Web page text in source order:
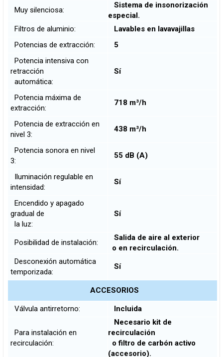
Muy silenciosa:
Sistema de insonorización
especial.
Filtros de aluminio:
Lavables en lavavajillas
Potencias de extracción:
5
Potencia intensiva con
retracción
automática:
Sí
Potencia máxima de
extracción:
718 m³/h
Potencia de extracción en
nivel 3:
438 m³/h
Potencia sonora en nivel
3:
55 dB (A)
Iluminación regulable en
intensidad:
Sí
Encendido y apagado
gradual de
la luz:
Sí
Posibilidad de instalación:
Salida de aire al exterior
o en recirculación.
Desconexión automática
temporizada:
Sí
ACCESORIOS
Válvula antirretorno: Incluida
Para instalación en
recirculación:
Necesario kit de
recirculación
o filtro de carbón activo
(accesorio).